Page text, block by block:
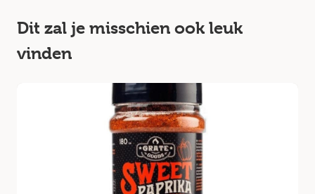
Dit zal je misschien ook leuk
vinden